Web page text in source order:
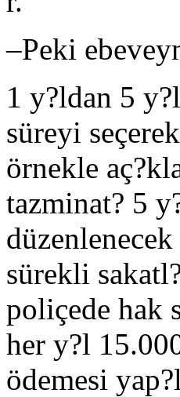
–Peki
1 y?ldan 5
süreyi
örnekle
tazminat? 5
sürekli
poliçede hak
her y?l
ödemesi